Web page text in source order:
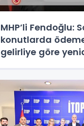
MHP’li Fendoğlu:
konutlarda
gelirliye göre